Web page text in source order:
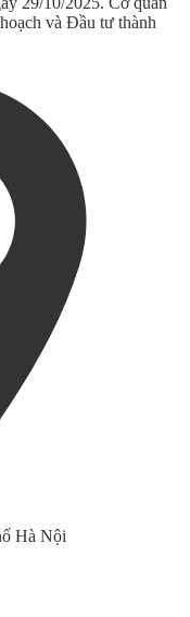
và Đầu tư thành
Hà Nội